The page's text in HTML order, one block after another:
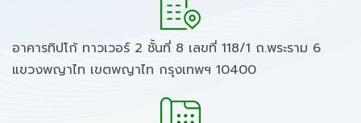
อาคารทิปโก้ ทาวเวอร์ 2 ชั้นที่ 8 เลขที่ 118/1 ถ.พระราม 6
แขวงพญาไท เขตพญาไท กรุงเทพฯ 10400